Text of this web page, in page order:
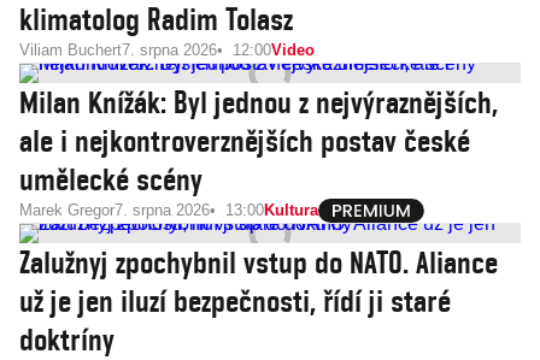
klimatolog Radim Tolasz
Viliam Buchert7. srpna 2026 12:00Video
Milan Knížák: Byl jednou z nejvýraznějších,
ale i nejkontroverznějších postav české
umělecké scény
Marek Gregor7. srpna 2026 13:00Kultura
Zalužnyj zpochybnil vstup do NATO. Aliance
už je jen iluzí bezpečnosti, řídí ji staré
doktríny